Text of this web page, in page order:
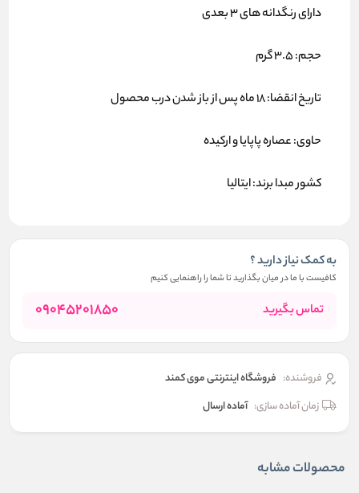
دارای رنگدانه های 3 بعدی
حجم: 3.5 گرم
تاریخ انقضا: 18 ماه پس از باز شدن درب محصول
حاوی: عصاره پاپایا و ارکیده
کشور مبدا برند: ایتالیا
به کمک نیاز دارید ؟
کافیست با ما در میان بگذارید تا شما را راهنمایی کنیم
تماس بگیرید 09045201850
فروشنده: فروشگاه اینترنتی موی کمند
زمان آماده سازی: آماده ارسال
محصولات مشابه